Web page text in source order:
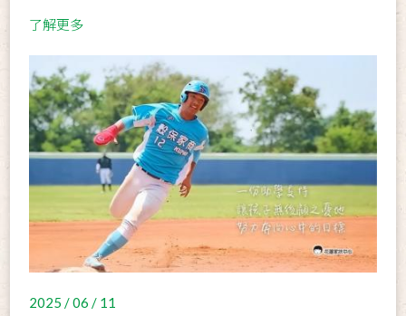
了解更多
2025 / 06 / 11